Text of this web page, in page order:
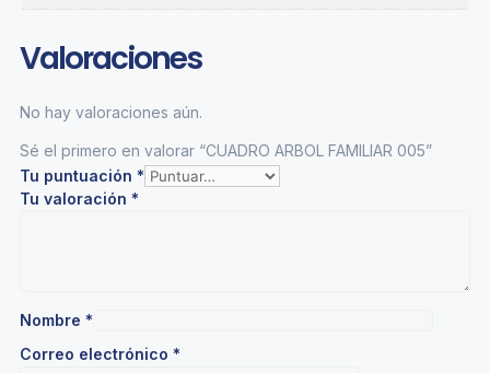
Valoraciones
No hay valoraciones aún.
Sé el primero en valorar “CUADRO ARBOL FAMILIAR 005”
Tu puntuación *
Tu valoración *
Nombre *
Correo electrónico *